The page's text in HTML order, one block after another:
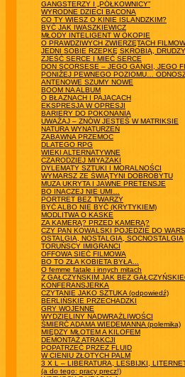
GANGSTERZY I „PÓŁKOWNICY”
WYRODNE DZIECI BACONA
CO TY WIESZ O KINIE ISLANDZKIM?
BYĆ JAK IWASZKIEWICZ
MŁODY INTELIGENT W OKOPIE
O PRAWDZIWYCH ZWIERZĘTACH
JEDNI SOBIE RZEPKĘ SKROBIĄ,
ZJEŚĆ SERCE I MIEĆ SERCE
DON SCORSESE – JEGO GANGI, JEGO
PONIŻEJ PEWNEGO POZIOMU…
ANTENOWE SZUMY NOWE
BOOM NA ALBUM
O BŁAZNACH I PAJACACH
EKSPRESJA W OPRESJI
BARIERY DO POKONANIA
UWAŻAJ – ZNÓW JESTEŚ W MATRIKSIE
NATURA WYNATURZEŃ
ZABAWNA PRZEMOC
DLATEGO RPG
WIEKI ALTERNATYWNE
CZARODZIEJ MIYAZAKI
DYLEMATY SZTUKI I MORALNOŚCI
WYMARSZ ZE ŚWIĄTYNI DOBROBYTU
MUZA UKRYTA I JAWNE PRETENSJE
BO INACZEJ NIE UMI…
PORTRET BEZ TWARZY
BYĆ ALBO NIE BYĆ (KRYTYKIEM)
MODLITWA O KASKE
ZA KAMERĄ? PRZED KAMERĄ?
CZY PAN KOWALSKI POJEDZIE DO
OSTALGIA, NOSTALGIA, SOCNOSTALGIA
TORUŃSCY IMIGRANCI
OFFOWA SIEĆ FILMOWA
BO TO ZŁA KOBIETA BYŁA...
O femme fatale i innych mitach
Z GAŁCZYŃSKIM JAK BEZ
KONFERANSJERKA
CZYTANIE JAKO SZTUKA (odpowiedź)
BERLIŃSKIE PRZECHADZKI
GRY WOJENNE
WYDZIELINY NADWRAŻLIWOŚCI
ŚMIERĆ ADAMA WIEDEMANNA (polemika)
MIĘDZY MŁOTEM A KILOFEM
DEMONTAŻ ATRAKCJI
POPATRZEĆ PRZEZ FLUID
W CIENIU ZŁOTYCH PALM
3 X L – LIBERATURA, LESBIJKI,
(a do tego: pracy precz!)